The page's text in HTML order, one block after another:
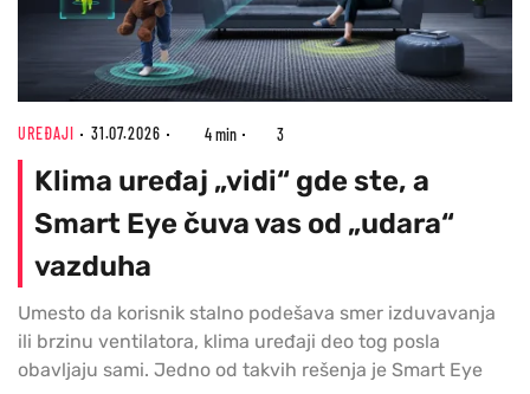
UREĐAJI 31.07.2026 4 min 3
Klima uređaj „vidi“ gde ste, a
Smart Eye čuva vas od „udara“
vazduha
Umesto da korisnik stalno podešava smer izduvavanja
ili brzinu ventilatora, klima uređaji deo tog posla
obavljaju sami. Jedno od takvih rešenja je Smart Eye